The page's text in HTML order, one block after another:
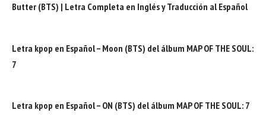
Butter (BTS) | Letra Completa en Inglés y Traducción al Español
Letra kpop en Español – Moon (BTS) del álbum MAP OF THE SOUL:
7
Letra kpop en Español – ON (BTS) del álbum MAP OF THE SOUL: 7